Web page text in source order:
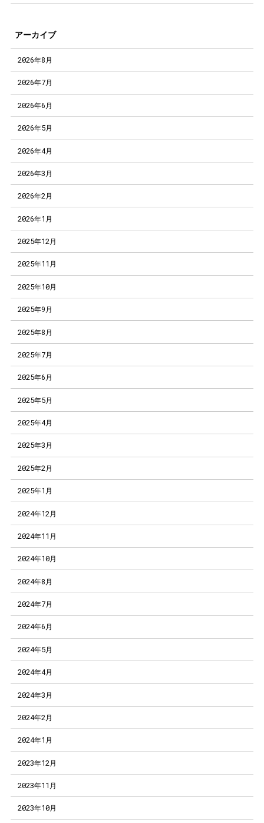
アーカイブ
2026年8月
2026年7月
2026年6月
2026年5月
2026年4月
2026年3月
2026年2月
2026年1月
2025年12月
2025年11月
2025年10月
2025年9月
2025年8月
2025年7月
2025年6月
2025年5月
2025年4月
2025年3月
2025年2月
2025年1月
2024年12月
2024年11月
2024年10月
2024年8月
2024年7月
2024年6月
2024年5月
2024年4月
2024年3月
2024年2月
2024年1月
2023年12月
2023年11月
2023年10月